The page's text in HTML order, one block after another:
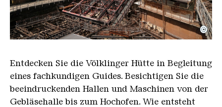
Der Erzschrägaufzug der Völklinger Hütte mit
Copyright: Weltkulturerbe Völklinger Hütte | Karl
©
Entdecken Sie die Völklinger Hütte in Begleitung
eines fachkundigen Guides. Besichtigen Sie die
beeindruckenden Hallen und Maschinen von der
Gebläsehalle bis zum Hochofen. Wie entsteht